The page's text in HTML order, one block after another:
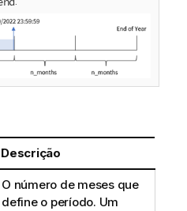
Descrição
O número de meses que
define o período. Um